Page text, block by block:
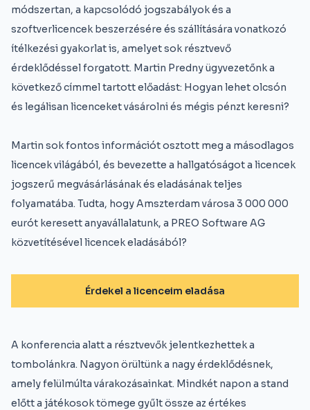
módszertan, a kapcsolódó jogszabályok és a
szoftverlicencek beszerzésére és szállítására vonatkozó
ítélkezési gyakorlat is, amelyet sok résztvevő
érdeklődéssel forgatott. Martin Predny ügyvezetőnk a
következő címmel tartott előadást: Hogyan lehet olcsón
és legálisan licenceket vásárolni és mégis pénzt keresni?
Martin sok fontos információt osztott meg a másodlagos
licencek világából, és bevezette a hallgatóságot a licencek
jogszerű megvásárlásának és eladásának teljes
folyamatába. Tudta, hogy Amszterdam városa 3 000 000
eurót keresett anyavállalatunk, a PREO Software AG
közvetítésével licencek eladásából?
Érdekel a licenceim eladása
A konferencia alatt a résztvevők jelentkezhettek a
tombolánkra. Nagyon örültünk a nagy érdeklődésnek,
amely felülmúlta várakozásainkat. Mindkét napon a stand
előtt a játékosok tömege gyűlt össze az értékes